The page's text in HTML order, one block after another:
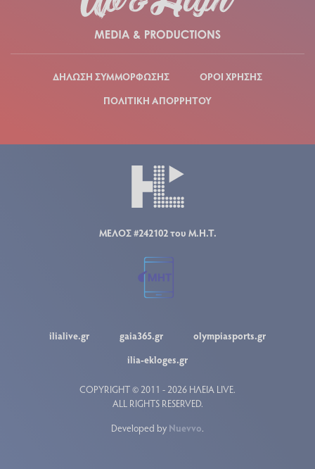
ΔΗΛΩΣΗ ΣΥΜΜΟΡΦΩΣΗΣ
ΟΡΟΙ ΧΡΗΣΗΣ
ΠΟΛΙΤΙΚΗ ΑΠΟΡΡΗΤΟΥ
ΜΕΛΟΣ #242102 του Μ.Η.Τ.
ilialive.gr gaia365.gr
olympiasports.gr
ilia-ekloges.gr
COPYRIGHT © 2011 - 2026 ΗΛΕΙΑ LIVE.
ALL RIGHTS RESERVED.
Developed by Nuevvo.